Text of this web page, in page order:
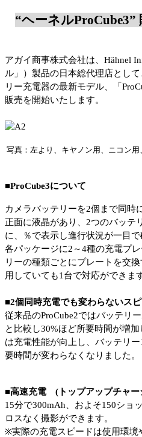
“ヘーネルProCube3”
アガイ商事株式会社は、 Hähnel
ル」）製品の日本総代理店とし
リー充電器の最新モデル、「
販売を開始いたします。
写真：左より、キヤノン用、ニコン用
■ProCube3について
カメラバッテリーを2個まで同時
正面に液晶があり、 2つのバッテ
に、％で表示し進行状況が一目で
各パッケージに2 ～4種の充電プ
リーの種類ごとにプレートを交
用していても1 台で対応ができま
■2個同時充電でも変わらないス
従来品のProCube2ではバッテリー
と比較し30%ほど所要時間が増加
は充電性能が向上し、バッテリー
要時間が変わらなくなりました。
■高速充電 ( トップアップチャ
15分で300mAh 、およそ150ショ
ロスなく撮影ができます。
※実際の充電スピードは使用環境